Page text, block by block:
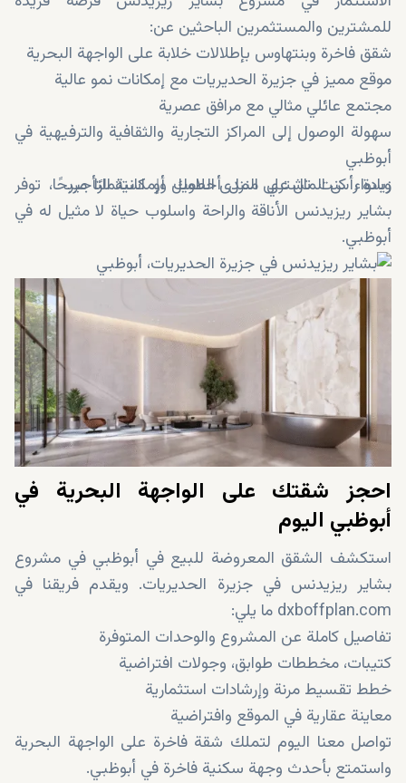
للمشترين والمستثمرين الباحثين عن:
شقق فاخرة وبنتهاوس بإطلالات خلابة على الواجهة البحرية
موقع مميز في جزيرة الحديريات مع إمكانات نمو عالية
مجتمع عائلي مثالي مع مرافق عصرية
سهولة الوصول إلى المراكز التجارية والثقافية والترفيهية في
أبوظبي
زيادة رأس المال على المدى الطويل وإمكانية التأجير
وسواء كنت تشتري منزل أحلامك أو استثمارًا مربحًا، توفر
بشاير ريزيدنس الأناقة والراحة واسلوب حياة لا مثيل له في
أبوظبي.
احجز شقتك على الواجهة البحرية في
أبوظبي اليوم
استكشف الشقق المعروضة للبيع في أبوظبي في مشروع
بشاير ريزيدنس في جزيرة الحديريات. ويقدم فريقنا في
dxboffplan.com ما يلي:
تفاصيل كاملة عن المشروع والوحدات المتوفرة
كتيبات، مخططات طوابق، وجولات افتراضية
خطط تقسيط مرنة وإرشادات استثمارية
معاينة عقارية في الموقع وافتراضية
تواصل معنا اليوم لتملك شقة فاخرة على الواجهة البحرية
واستمتع بأحدث وجهة سكنية فاخرة في أبوظبي.